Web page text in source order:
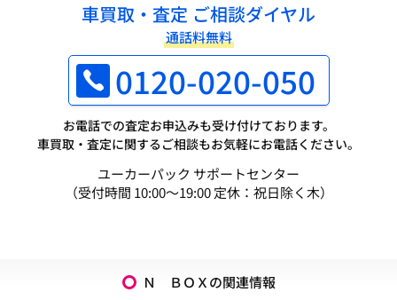
車買取・査定 ご相談ダイヤル
通話料無料
0120-020-050
お電話での査定お申込みも受け付けております。
車買取・査定に関するご相談もお気軽にお電話ください。
ユーカーパック サポートセンター
（受付時間 10:00～19:00 定休：祝日除く木）
Ｎ ＢＯＸの関連情報